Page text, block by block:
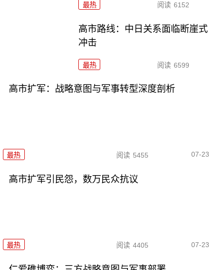
最热 阅读 6152
高市路线：中日关系面临断崖式
冲击
最热 阅读 6599
高市扩军：战略意图与军事转型深度剖析
最热 阅读 5455 07-23
高市扩军引民怨，数万民众抗议
最热 阅读 4405 07-23